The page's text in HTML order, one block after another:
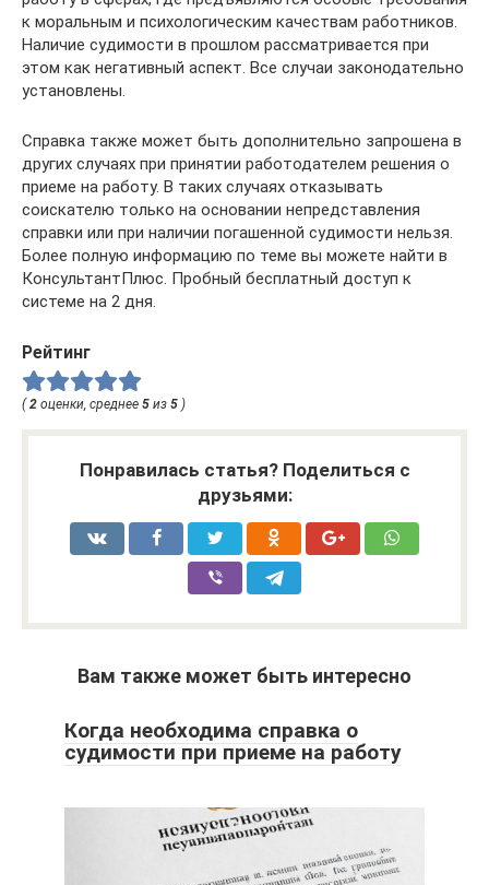
к моральным и психологическим качествам работников.
Наличие судимости в прошлом рассматривается при
этом как негативный аспект. Все случаи законодательно
установлены.
Справка также может быть дополнительно запрошена в
других случаях при принятии работодателем решения о
приеме на работу. В таких случаях отказывать
соискателю только на основании непредставления
справки или при наличии погашенной судимости нельзя.
Более полную информацию по теме вы можете найти в
КонсультантПлюс. Пробный бесплатный доступ к
системе на 2 дня.
Рейтинг
(2 оценки, среднее 5 из 5 )
Понравилась статья? Поделиться с
друзьями:
Вам также может быть интересно
Когда необходима справка о
судимости при приеме на работу